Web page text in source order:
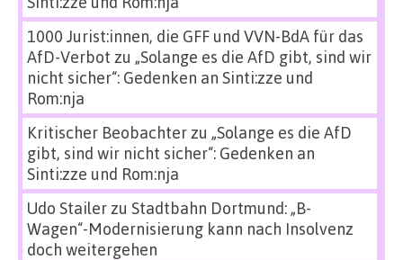
1000 Jurist:innen, die GFF und VVN-BdA für das
AfD-Verbot zu „Solange es die AfD gibt, sind wir
nicht sicher“: Gedenken an Sinti:zze und
Rom:nja
Kritischer Beobachterzu „Solange es die AfD
gibt, sind wir nicht sicher“: Gedenken an
Sinti:zze und Rom:nja
Udo Stailerzu Stadtbahn Dortmund: „B-
Wagen“-Modernisierung kann nach Insolvenz
doch weitergehen